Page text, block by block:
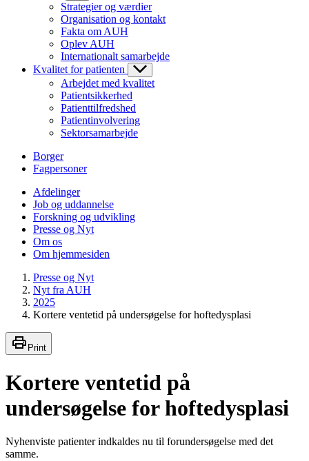
Strategier og værdier
Organisation og kontakt
Fakta om AUH
Oplev AUH
Internationalt samarbejde
Kvalitet for patienten
Arbejdet med kvalitet
Patientsikkerhed
Patienttilfredshed
Patientinvolvering
Sektorsamarbejde
Borger
Fagpersoner
Afdelinger
Job og uddannelse
Forskning og udvikling
Presse og Nyt
Om os
Om hjemmesiden
Presse og Nyt
Nyt fra AUH
2025
Kortere ventetid på undersøgelse for hoftedysplasi
Print
Kortere ventetid på
undersøgelse for hoftedysplasi
Nyhenviste patienter indkaldes nu til forundersøgelse med det
samme.